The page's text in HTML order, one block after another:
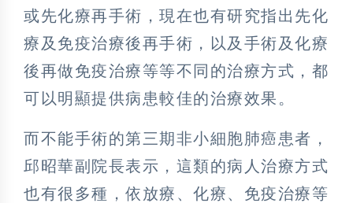
或先化療再手術，現在也有研究指出先化
療及免疫治療後再手術，以及手術及化療
後再做免疫治療等等不同的治療方式，都
可以明顯提供病患較佳的治療效果。
而不能手術的第三期非小細胞肺癌患者，
邱昭華副院長表示，這類的病人治療方式
也有很多種，依放療、化療、免疫治療等